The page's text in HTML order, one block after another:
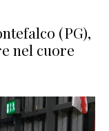
(PG),
nel cuore